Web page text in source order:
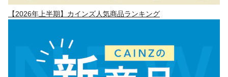
【2026年上半期】カインズ人気商品ランキング